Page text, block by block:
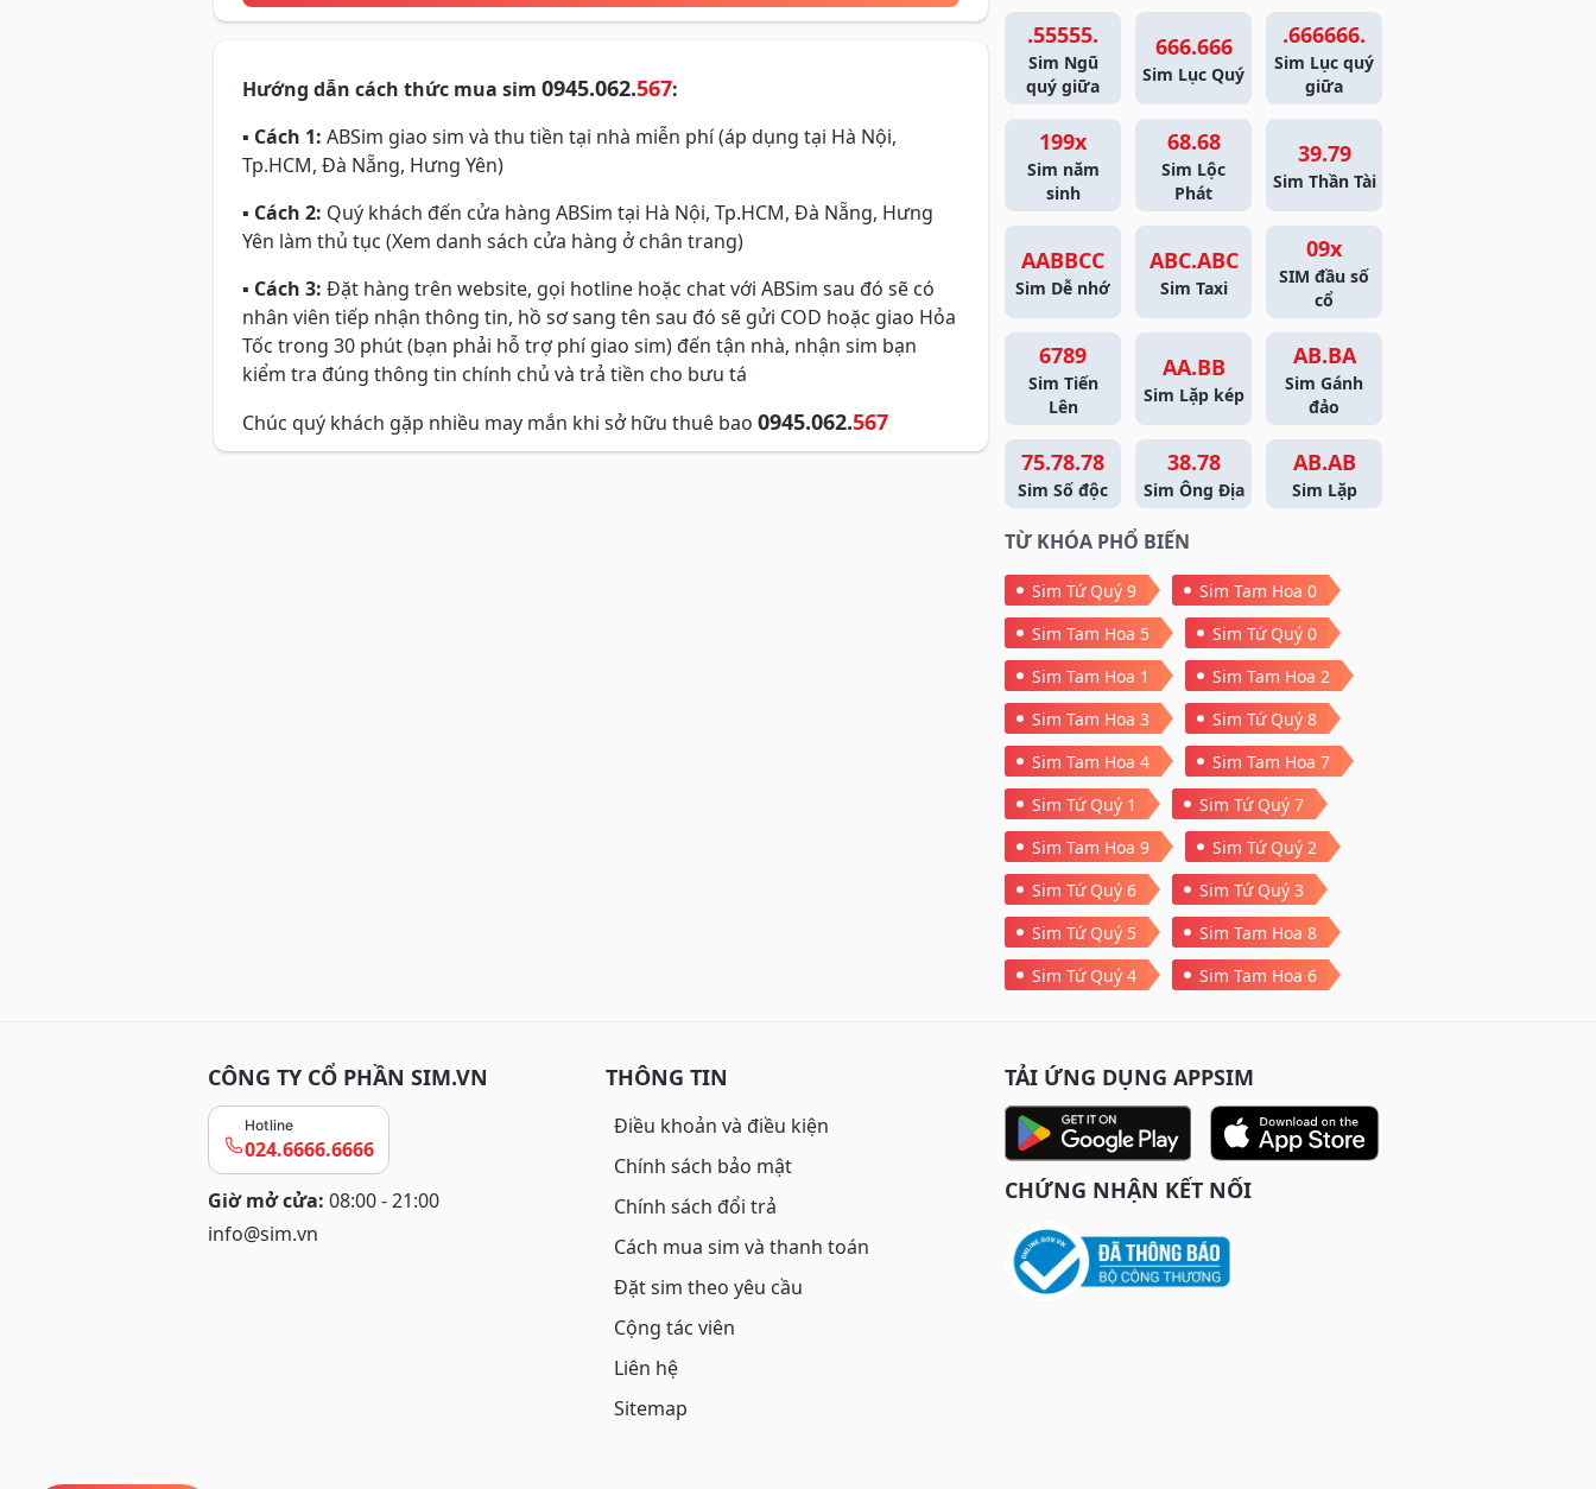
Hướng dẫn cách thức mua sim 0945.062.567:
▪ Cách 1: ABSim giao sim và thu tiền tại nhà miễn phí (áp dụng tại Hà Nội,
Tp.HCM, Đà Nẵng, Hưng Yên)
▪ Cách 2: Quý khách đến cửa hàng ABSim tại Hà Nội, Tp.HCM, Đà Nẵng, Hưng
Yên làm thủ tục (Xem danh sách cửa hàng ở chân trang)
▪ Cách 3: Đặt hàng trên website, gọi hotline hoặc chat với ABSim sau đó sẽ có
nhân viên tiếp nhận thông tin, hồ sơ sang tên sau đó sẽ gửi COD hoặc giao Hỏa
Tốc trong 30 phút (bạn phải hỗ trợ phí giao sim) đến tận nhà, nhận sim bạn
kiểm tra đúng thông tin chính chủ và trả tiền cho bưu tá
Chúc quý khách gặp nhiều may mắn khi sở hữu thuê bao 0945.062.567
.55555.
Sim Ngũ
quý giữa
666.666
Sim Lục Quý
.666666.
Sim Lục quý
giữa
199x
Sim năm
sinh
68.68
Sim Lộc
Phát
39.79
Sim Thần Tài
AABBCC
Sim Dễ nhớ
ABC.ABC
Sim Taxi
09x
SIM đầu số
cổ
6789
Sim Tiến
Lên
AA.BB
Sim Lặp kép
AB.BA
Sim Gánh
đảo
75.78.78
Sim Số độc
38.78
Sim Ông Địa
AB.AB
Sim Lặp
TỪ KHÓA PHỔ BIẾN
Sim Tứ Quý 9
Sim Tam Hoa 0
Sim Tam Hoa 5
Sim Tứ Quý 0
Sim Tam Hoa 1
Sim Tam Hoa 2
Sim Tam Hoa 3
Sim Tứ Quý 8
Sim Tam Hoa 4
Sim Tam Hoa 7
Sim Tứ Quý 1
Sim Tứ Quý 7
Sim Tam Hoa 9
Sim Tứ Quý 2
Sim Tứ Quý 6
Sim Tứ Quý 3
Sim Tứ Quý 5
Sim Tam Hoa 8
Sim Tứ Quý 4
Sim Tam Hoa 6
CÔNG TY CỔ PHẦN SIM.VN
Hotline
024.6666.6666
Giờ mở cửa: 08:00 - 21:00
info@sim.vn
THÔNG TIN
Điều khoản và điều kiện
Chính sách bảo mật
Chính sách đổi trả
Cách mua sim và thanh toán
Đặt sim theo yêu cầu
Cộng tác viên
Liên hệ
Sitemap
TẢI ỨNG DỤNG APPSIM
CHỨNG NHẬN KẾT NỐI